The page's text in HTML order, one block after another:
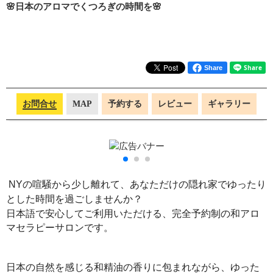
🌸日本のアロマでくつろぎの時間を🌸
Share
お問合せ MAP 予約する レビュー ギャラリー
NYの喧騒から少し離れて、あなただけの隠れ家でゆったり
とした時間を過ごしませんか？
日本語で安心してご利用いただける、完全予約制の和アロ
マセラピーサロンです。
日本の自然を感じる和精油の香りに包まれながら、ゆった